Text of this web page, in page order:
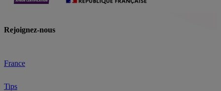
Rejoignez-nous
France
Tips